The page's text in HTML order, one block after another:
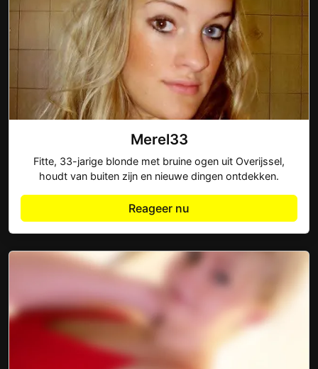
Merel33
Fitte, 33-jarige blonde met bruine ogen uit Overijssel,
houdt van buiten zijn en nieuwe dingen ontdekken.
Reageer nu